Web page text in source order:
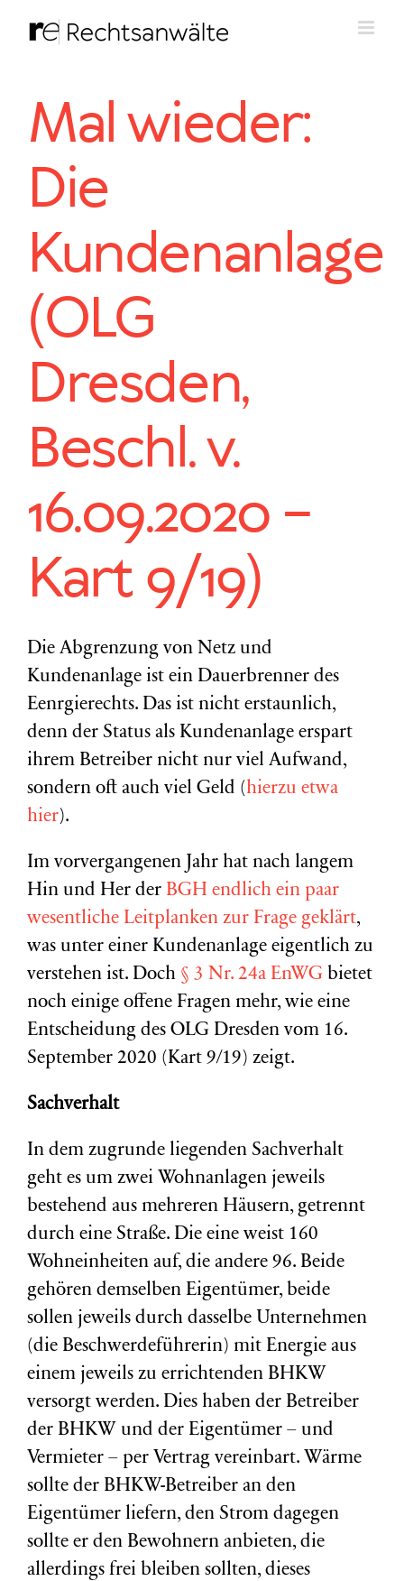
Inhalt
Mal wieder:
Die
Kundenanlage
(OLG
Dresden,
Beschl. v.
16.09.2020 –
Kart 9/19)
Die Abgrenzung von Netz und
Kundenanlage ist ein Dauerbrenner des
Eenrgierechts. Das ist nicht erstaunlich,
denn der Status als Kundenanlage erspart
ihrem Betreiber nicht nur viel Aufwand,
sondern oft auch viel Geld (hierzu etwa
hier).
Im vorvergangenen Jahr hat nach langem
Hin und Her der BGH endlich ein paar
wesentliche Leitplanken zur Frage geklärt,
was unter einer Kundenanlage eigentlich zu
verstehen ist. Doch § 3 Nr. 24a EnWG bietet
noch einige offene Fragen mehr, wie eine
Entscheidung des OLG Dresden vom 16.
September 2020 (Kart 9/19) zeigt.
Sachverhalt
In dem zugrunde liegenden Sachverhalt
geht es um zwei Wohnanlagen jeweils
bestehend aus mehreren Häusern, getrennt
durch eine Straße. Die eine weist 160
Wohneinheiten auf, die andere 96. Beide
gehören demselben Eigentümer, beide
sollen jeweils durch dasselbe Unternehmen
(die Beschwerdeführerin) mit Energie aus
einem jeweils zu errichtenden BHKW
versorgt werden. Dies haben der Betreiber
der BHKW und der Eigentümer – und
Vermieter – per Vertrag vereinbart. Wärme
sollte der BHKW-Betreiber an den
Eigentümer liefern, den Strom dagegen
sollte er den Bewohnern anbieten, die
allerdings frei bleiben sollten, dieses